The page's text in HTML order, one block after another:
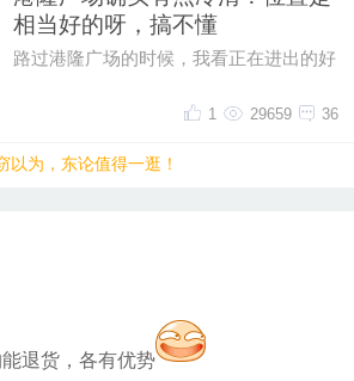
相当好的呀，搞不懂
路过港隆广场的时候，我看正在进出的好
实这个位置很好的，宁波高新区
36
29659
1
以为，东论值得一逛！
退货，各有优势